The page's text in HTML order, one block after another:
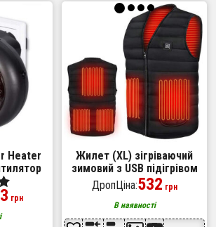
Heater
дуйчик,
дуйка
грн
Жилет (XL) зігріваючий
зимовий з USB підігрівом
унісекс чорний
ДропЦіна:532 грн
В наявності